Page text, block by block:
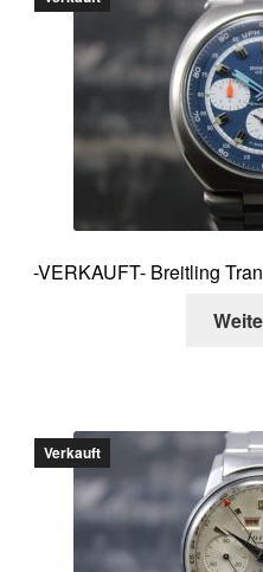
-VERKAUFT- Breitling
Verkauft